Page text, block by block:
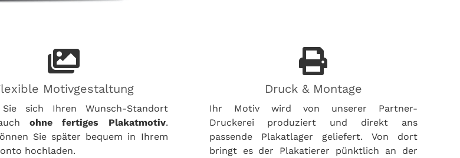
Motivgestaltung
Sie sich Ihren Wunsch-Standort
ohne fertiges Plakatmotiv.
Sie später bequem in Ihrem
hochladen.
Druck & Montage
Ihr Motiv wird von unserer Partner-
Druckerei produziert und direkt ans
passende Plakatlager geliefert. Von dort
bringt es der Plakatierer pünktlich an der